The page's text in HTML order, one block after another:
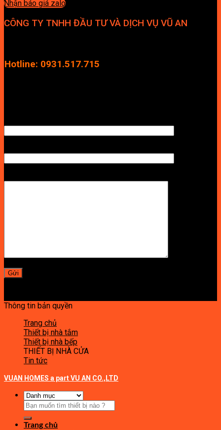
Nhận báo giá zalo
CÔNG TY TNHH ĐẦU TƯ VÀ DỊCH VỤ VŨ AN
Hotline: 0931.517.715
Thông tin bản quyền
Trang chủ
Thiết bị nhà tắm
Thiết bị nhà bếp
THIẾT BỊ NHÀ CỬA
Tin tức
VUAN HOMES a part VU AN CO.,LTD
Tìm
kiếm:
Trang chủ